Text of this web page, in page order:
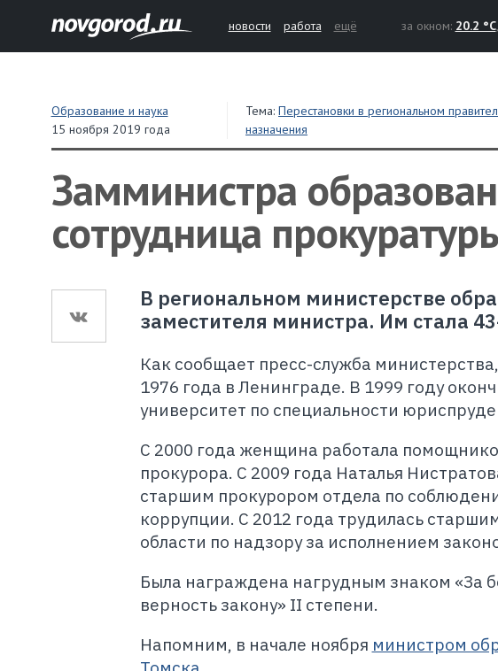
новости работа ещё за окном: 20.2 °C
Образование и наука
15 ноября 2019 года
Тема:Перестановки в региональном
назначения
Замминистра
сотрудница
В региональном министерстве
заместителя министра. Им стала
Как сообщает пресс-служба
1976 года в Ленинграде. В 1999 году
университет по специальности
С 2000 года женщина работала
прокурора. С 2009 года Наталья
старшим прокурором отдела по
коррупции. С 2012 года трудилась
области по надзору за исполнением
Была награждена нагрудным знаком «За
верность закону» II степени.
Напомним, в начале ноября министром